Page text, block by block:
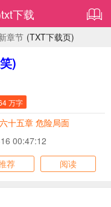
下载
章节 (TXT下载页)
)
万字
十五章 危险局面
00:47:12
荐 阅读